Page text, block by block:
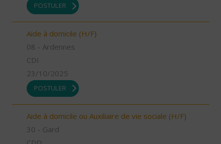
POSTULER
Aide à domicile (H/F)
08 - Ardennes
CDI
23/10/2025
POSTULER
Aide à domicile ou Auxiliaire de vie sociale (H/F)
30 - Gard